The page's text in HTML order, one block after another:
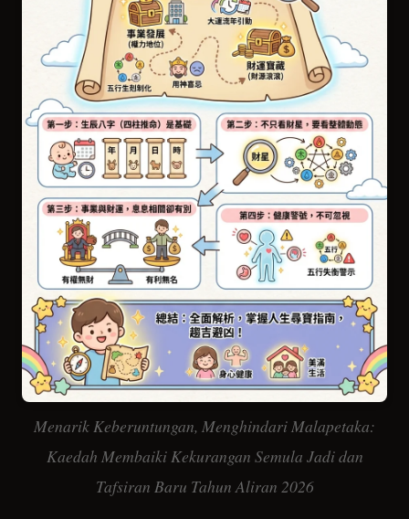
Menarik Keberuntungan, Menghindari Malapetaka:
Kaedah Membaiki Kekurangan Semula Jadi dan
Tafsiran Baru Tahun Aliran 2026